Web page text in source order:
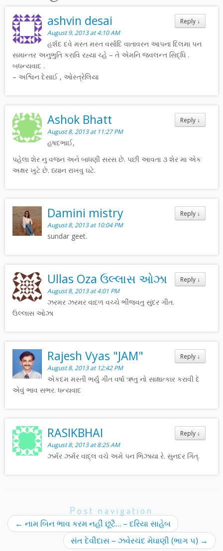
Reply ↓
ashvin desai
August 9, 2013 at 4:10 AM
હર્શદ દવે મસ્ત મસ્ત વર્સાદિ વાતાવરન આપના દિલમા પન
સમાન્તર અનુભુતિ કરાવિ રહ્યા ચ્હે – તે એમનિ જ્વલન્ત સિદ્ધિ .
બધન્યવાદ .
– અશ્વિન દેસાઈ , ઓસ્ત્રેલિયા
Reply ↓
Ashok Bhatt
August 8, 2013 at 11:27 PM
હષદભાઈ,
પહેલા શેર નુ વજન અને બાધણી સરસ છે. પછી આવતા ૩ શેર મા એક
અક્ષર ખુટે છે. ધ્યાન રાખવુ ઘટે.
Reply ↓
Damini mistry
August 8, 2013 at 10:04 PM
sundar geet.
Reply ↓
Ullas Oza ઉલ્લાસ ઓઝા
August 8, 2013 at 4:01 PM
ઝરમર ઝરમર વાદળ વચ્ચે ભીંજવતુ સુંદર ગીત.
ઉલ્લાસ ઓઝા
Reply ↓
Rajesh Vyas "JAM"
August 8, 2013 at 12:42 PM
એકદમ મસ્તી ભર્યુ ગીત વર્ષા ઋતુ નો સાક્ષાત્કાર કરાવી દે
એવું ભાવ સભર. ધન્યવાદ
Reply ↓
RASIKBHAI
August 8, 2013 at 8:25 AM
ઝર્મર ઝર્મર વાદ્લ વચે અમે પન ભિઝાયા રે. સુનદર ગિત્.
Post navigation
← નામ બિન ભાવ કરમ નહીં છૂટૈ… – દરિયા સાહેબ
સંત દેવીદાસ – ઝવેરચંદ મેઘાણી (ભાગ ૫) →